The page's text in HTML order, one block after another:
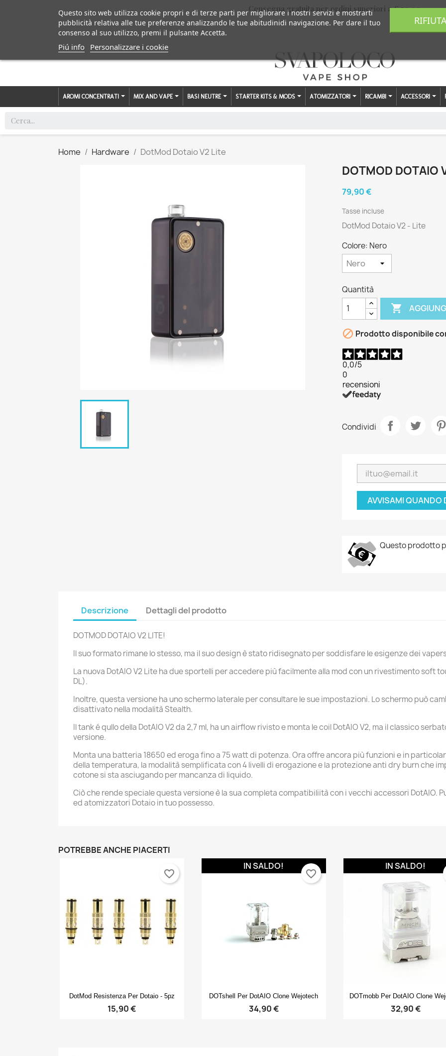
Create new list
Crea lista dei desideri
Annulla Crea lista dei desideri
Accedi
Accedi
Consegna gratuita per ordini superiori a € 59,00
AROMI CONCENTRATI MIX AND VAPE BASI NEUTRE STARTER KITS & MODS ATOMIZZATORI RICAMBI ACCESSORI
Home Hardware DotMod Dotaio V2 Lite
DOTMOD DOTAIO
79,90 €
Tasse incluse
DotMod Dotaio V2 - Lite
Colore: Nero
Quantità

 Prodotto disponibile
0,0/5
0
recensioni
Condividi
AVVISAMI QUANDO
Questo prodotto
Descrizione Dettagli del prodotto
DOTMOD DOTAIO V2 LITE!
Il suo formato rimane lo stesso, ma il suo design è stato ridisegnato per soddisfare le esigenze dei
La nuova DotAIO V2 Lite ha due sportelli per accedere più facilmente alla mod con un rivestimento soft
DL).
Inoltre, questa versione ha uno schermo laterale per consultare le sue impostazioni. Lo schermo può
disattivato nella modalità Stealth.
Il tank é qullo della DotAIO V2 da 2,7 ml, ha un airflow rivisto e monta le coil DotAIO V2, ma il classico
versione.
Monta una batteria 18650 ed eroga fino a 75 watt di potenza. Ora offre ancora più funzioni e in
della temperatura, la modalità semplificata con 4 livelli di erogazione e la protezione anti dry burn che
cotone si sta asciugando per mancanza di liquido.
Ciò che rende speciale questa versione è la sua completa compatibiliità con i vecchi accessori DotAIO.
ed atomizzatori Dotaio in tuo possesso.
POTREBBE ANCHE PIACERTI
Anteprima
DotMod Resistenza Per Dotaio - 5pz
15,90 €
favorite_border
Anteprima
DOTshell Per DotAIO Clone Wejotech
34,90 €
IN SALDO!
favorite_border
Anteprima
DOTmobb Per DotAIO Clone
32,90 €
IN SALDO!
Questo sito web utilizza cookie propri e di terze parti per migliorare i nostri servizi e mostrarti
pubblicità relativa alle tue preferenze analizzando le tue abitudinidi navigazione. Per dare il tuo
consenso al suo utilizzo, premi il pulsante Accetta.
Piú info Personalizzare i cookie